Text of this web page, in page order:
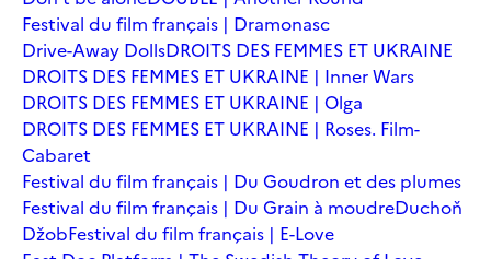
Festival du film français | Dramonasc
Drive-Away DollsDROITS DES FEMMES ET UKRAINE
DROITS DES FEMMES ET UKRAINE | Inner Wars
DROITS DES FEMMES ET UKRAINE | Olga
DROITS DES FEMMES ET UKRAINE | Roses. Film-
Cabaret
Festival du film français | Du Goudron et des plumes
Festival du film français | Du Grain à moudreDuchoň
DžobFestival du film français | E-Love